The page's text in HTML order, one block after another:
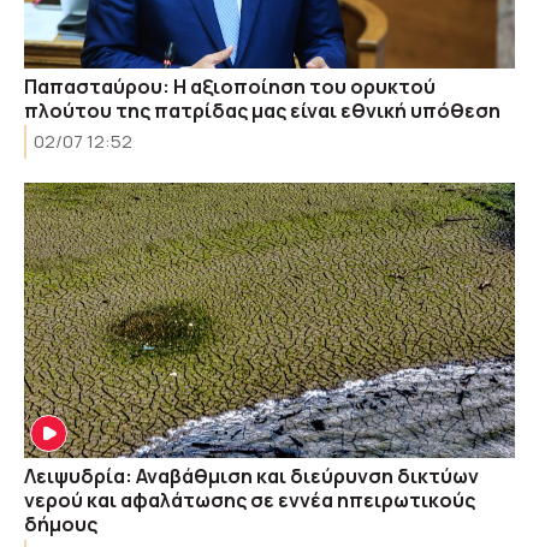
Παπασταύρου: Η αξιοποίηση του ορυκτού
πλούτου της πατρίδας μας είναι εθνική υπόθεση
02/07 12:52
Λειψυδρία: Αναβάθμιση και διεύρυνση δικτύων
νερού και αφαλάτωσης σε εννέα ηπειρωτικούς
δήμους